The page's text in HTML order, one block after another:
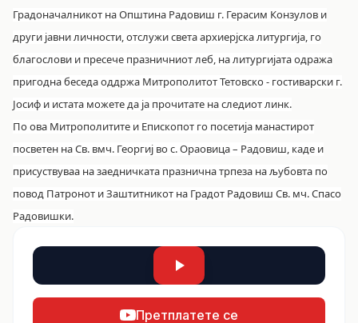
Градоначалникот на Општина Радовиш г. Герасим Конзулов и
други јавни личности, отслужи света архиерјска литургија, го
благослови и пресече празничниот леб, на литургијата одража
пригодна беседа оддржа Митрополитот Тетовско - гостиварски г.
Јосиф и истата можете да ја прочитате на следиотлинк.
По ова Митрополитите и Епископот го посетија манастирот
посветен на Св. вмч. Георгиј во с. Ораовица – Радовиш, каде и
присуствуваа на заедничката празнична трпеза на љубовта по
повод Патронот и Заштитникот на Градот Радовиш Св. мч. Спасо
Радовишки.
Претплатете се